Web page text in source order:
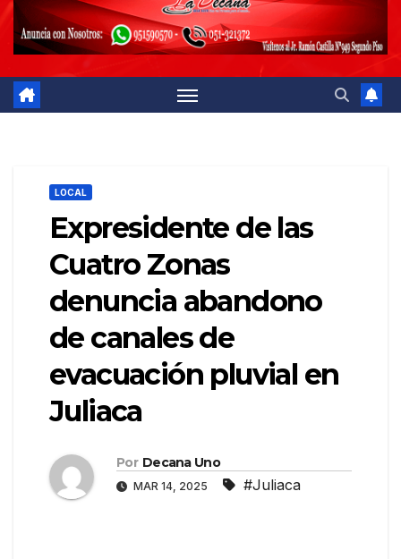
LOCAL
Expresidente de las
Cuatro Zonas
denuncia abandono
de canales de
evacuación pluvial en
Juliaca
Por Decana Uno
MAR 14, 2025 #Juliaca